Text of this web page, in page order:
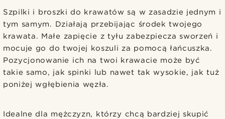
Szpilki i broszki do krawatów są w zasadzie jednym i
tym samym. Działają przebijając środek twojego
krawata. Małe zapięcie z tyłu zabezpiecza sworzeń i
mocuje go do twojej koszuli za pomocą łańcuszka.
Pozycjonowanie ich na twoi krawacie może być
takie samo, jak spinki lub nawet tak wysokie, jak tuż
poniżej wgłębienia węzła.
Idealne dla mężczyzn, którzy chcą bardziej skupić